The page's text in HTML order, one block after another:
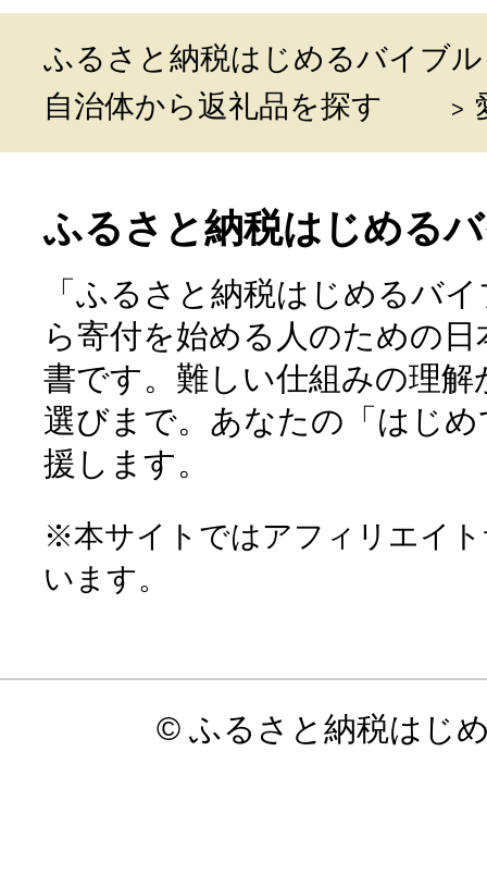
ふるさと納税はじめるバイブル
自治体から返礼品を探す
ふるさと納税はじめる
「ふるさと納税はじめるバ
ら寄付を始める人のための
書です。難しい仕組みの理
選びまで。あなたの「はじ
援します。
※本サイトではアフィリエイ
います。
© ふるさと納税はじ